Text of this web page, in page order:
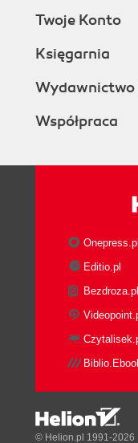
6.1.3
6.2 Biblioteka
Skorowidz
Twoje Konto
Księgarnia
Wydawnictwo
Współpraca
Onepress.pl
Editio.pl
Bezdroza.pl
© Helion.pl 1991-2026